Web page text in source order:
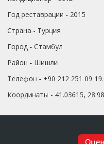
Год реставрации - 2015
Страна - Турция
Город - Стамбул
Район - Шишли
Телефон - +90 212 251 09 19.
Координаты - 41.03615,